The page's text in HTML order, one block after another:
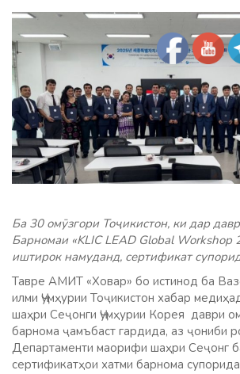
Ба 30 омӯзгори Тоҷикистон, ки дар
Барномаи «KLIC LEAD Global Workshop
иштирок намуданд, сертификат
Тавре АМИТ «Ховар» бо истинод ба
илми Ҷумҳурии Тоҷикистон хабар
шаҳри Сеҷонги Ҷумҳурии Корея даври
барнома ҷамъбаст гардида, аз ҷониби
Департаменти маорифи шаҳри Сеҷонг
сертификатҳои хатми барнома